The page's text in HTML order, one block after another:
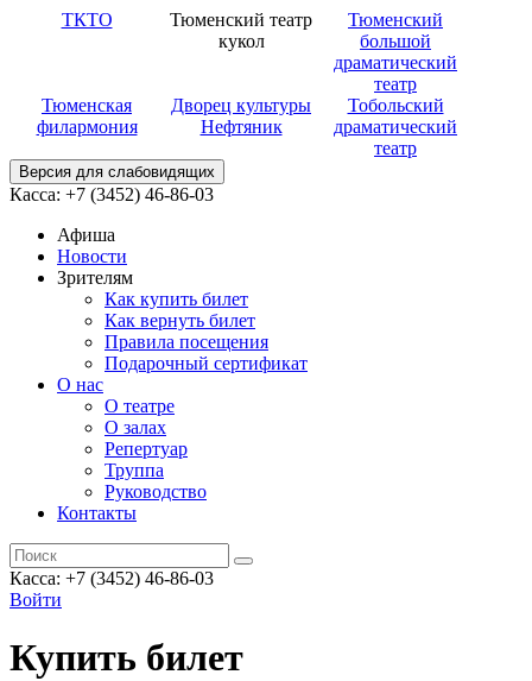
ТКТО
Тюменский театр
кукол
Тюменский
большой
драматический
театр
Тюменская
филармония
Дворец культуры
Нефтяник
Тобольский
драматический
театр
Версия для слабовидящих
Касса: +7 (3452) 46-86-03
Афиша
Новости
Зрителям
Как купить билет
Как вернуть билет
Правила посещения
Подарочный сертификат
О нас
О театре
О залах
Репертуар
Труппа
Руководство
Контакты
Касса: +7 (3452) 46-86-03
Войти
Купить билет